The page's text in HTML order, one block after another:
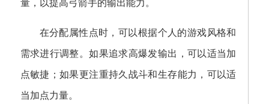
量，以提高弓箭手的输出能力。
在分配属性点时，可以根据个人的游戏风格和
需求进行调整。如果追求高爆发输出，可以适当加
点敏捷；如果更注重持久战斗和生存能力，可以适
当加点力量。